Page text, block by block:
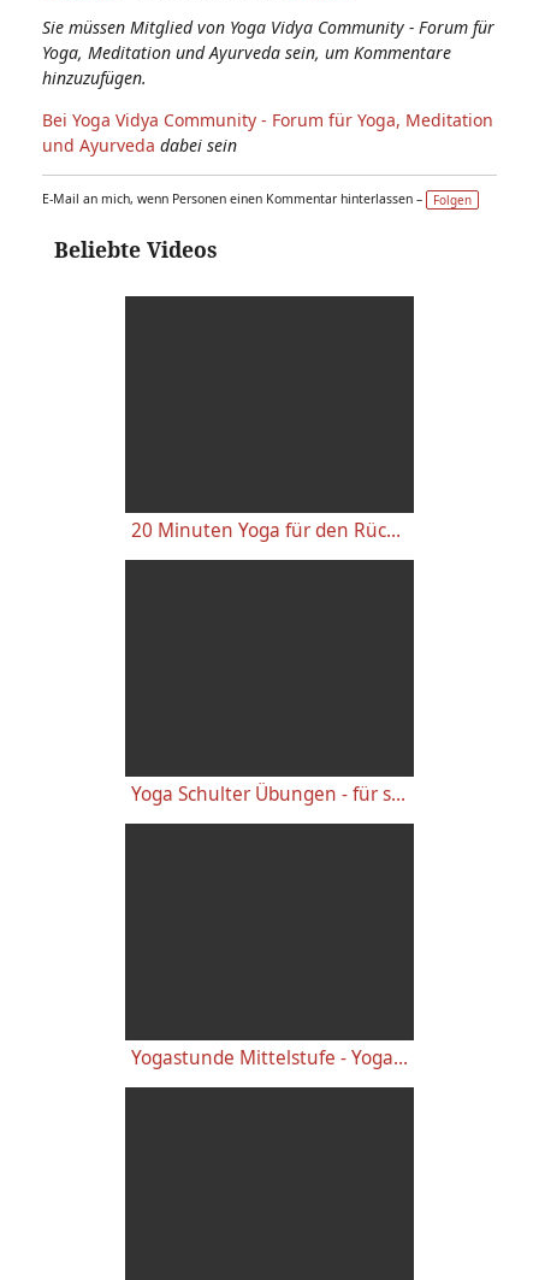
Sie müssen Mitglied von Yoga Vidya Community - Forum für
Yoga, Meditation und Ayurveda sein, um Kommentare
hinzuzufügen.
Bei Yoga Vidya Community - Forum für Yoga, Meditation
und Ayurveda dabei sein
E-Mail an mich, wenn Personen einen Kommentar hinterlassen – Folgen
Beliebte Videos
20 Minuten Yoga für den Rücken - Anfänger-Level
Yoga Schulter Übungen - für starke gesunde Schultern, gegen Schulterschmerzen
Yogastunde Mittelstufe - Yoga Vidya Grundreihe